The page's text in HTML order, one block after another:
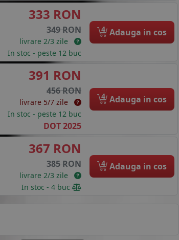
333 RON
349 RON
livrare 2/3 zile
In stoc - peste 12 buc
4 Adauga in cos
391 RON
456 RON
livrare 5/7 zile
In stoc - peste 12 buc
DOT 2025
4 Adauga in cos
367 RON
385 RON
livrare 2/3 zile
In stoc - 4 buc
4 Adauga in cos